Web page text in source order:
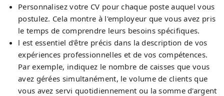
Personnalisez votre CV pour chaque poste auquel vous
postulez. Cela montre à l'employeur que vous avez pris
le temps de comprendre leurs besoins spécifiques.
l est essentiel d'être précis dans la description de vos
expériences professionnelles et de vos compétences.
Par exemple, indiquez le nombre de caisses que vous
avez gérées simultanément, le volume de clients que
vous avez servi quotidiennement ou la somme d'argent